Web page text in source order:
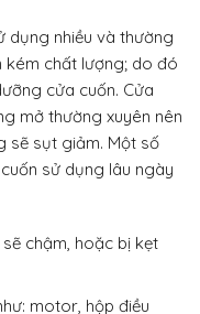
dụng nhiều và thường
kém chất lượng; do đó
cửa cuốn. Cửa
mở thường xuyên nên
sẽ sụt giảm. Một số
sử dụng lâu ngày
chậm, hoặc bị kẹt
motor, hộp điều